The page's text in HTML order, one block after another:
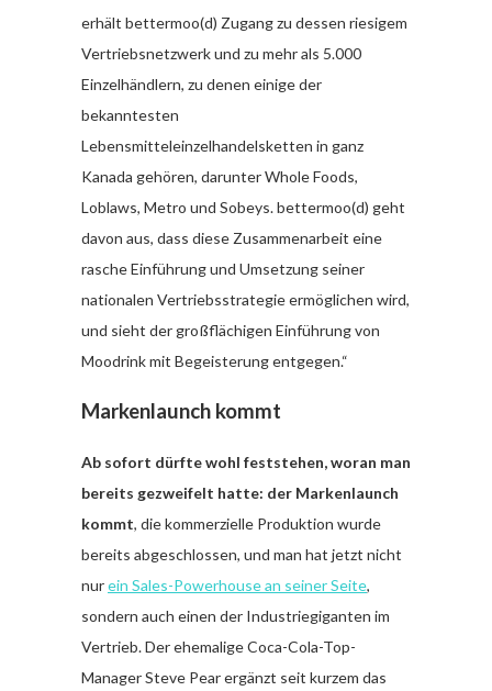
erhält bettermoo(d) Zugang zu dessen riesigem
Vertriebsnetzwerk und zu mehr als 5.000
Einzelhändlern, zu denen einige der
bekanntesten
Lebensmitteleinzelhandelsketten in ganz
Kanada gehören, darunter Whole Foods,
Loblaws, Metro und Sobeys. bettermoo(d) geht
davon aus, dass diese Zusammenarbeit eine
rasche Einführung und Umsetzung seiner
nationalen Vertriebsstrategie ermöglichen wird,
und sieht der großflächigen Einführung von
Moodrink mit Begeisterung entgegen.“
Markenlaunch kommt
Ab sofort dürfte wohl feststehen, woran man
bereits gezweifelt hatte: der Markenlaunch
kommt, die kommerzielle Produktion wurde
bereits abgeschlossen, und man hat jetzt nicht
nurein Sales-Powerhouse an seiner Seite,
sondern auch einen der Industriegiganten im
Vertrieb. Der ehemalige Coca-Cola-Top-
Manager Steve Pear ergänzt seit kurzem das